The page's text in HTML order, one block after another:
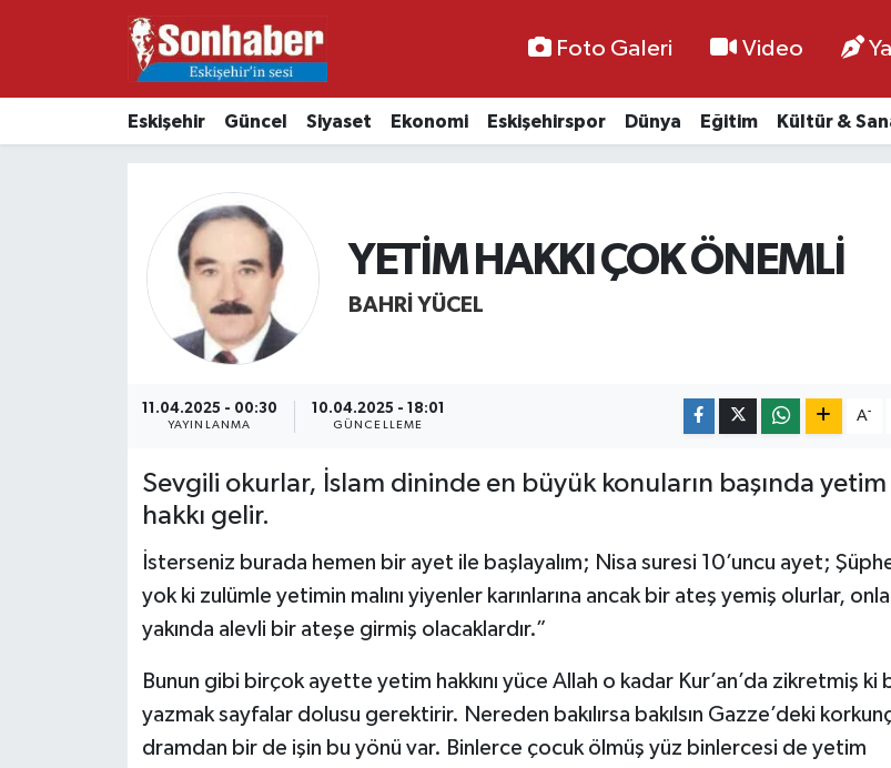
Foto Galeri Video
Eskişehir Güncel Siyaset Ekonomi Eskişehirspor Dünya Eğitim Kültür &
YETİM HAKKI ÇOK ÖNEMLİ
BAHRI YÜCEL
11.04.2025 - 00:30
YAYINLANMA
10.04.2025 - 18:01
GÜNCELLEME
A-
Sevgili okurlar, İslam dininde en büyük konuların başında yetim
hakkı gelir.
İsterseniz burada hemen bir ayet ile başlayalım; Nisa suresi 10’uncu ayet;
yok ki zulümle yetimin malını yiyenler karınlarına ancak bir ateş yemiş olurlar,
yakında alevli bir ateşe girmiş olacaklardır.”
Bunun gibi birçok ayette yetim hakkını yüce Allah o kadar Kur’an’da zikretmiş ki
yazmak sayfalar dolusu gerektirir. Nereden bakılırsa bakılsın Gazze’deki
dramdan bir de işin bu yönü var. Binlerce çocuk ölmüş yüz binlercesi de yetim
Eğitim
Kültür & Sanat
Resmi İlanlar
Nöbetçi Eczaneler
Hava Durumu
Namaz Vakitleri
Trafik Durumu
Süper Lig Puan Durumu ve Fikstür
Son Dakika Haberleri
Haber Arşivi